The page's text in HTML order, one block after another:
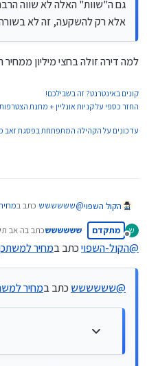
גם ה"שוות" האלה לא שווה
אלא רק להשקעה, זה לא
למה דירה זולה בחצי מיליון
קונים באינטרנט? זה בשבילכם!
החזר כספי על קניות אונליין + מתנת הצטרפות
עדכונים על הקהילה המתפתחת בפסגת זאב
הקול השפוי@שששששש כתב ב
@ איש-קישכתב ב
@משכנתאות-גדולה??
ש
מנותק
מתקדם ששששששכתב בה אב נערך
@הקול-השפויכתב במחיר
@ששששששכתב במחיר